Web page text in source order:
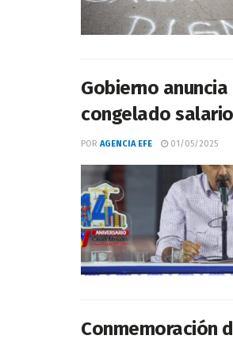
Gobierno
congelado
POR AGENCIA EFE 01/05/2025
Conmemoración